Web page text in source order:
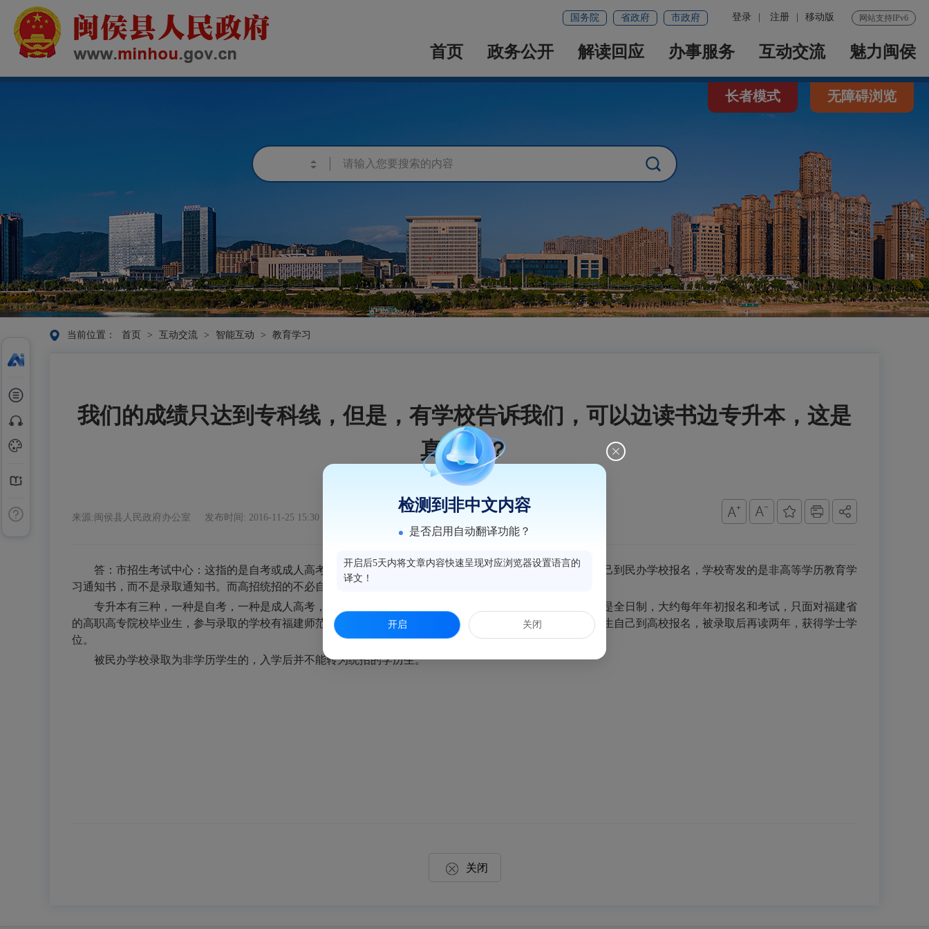
网站支持IPv6
登录 注册 移动版
国务院 省政府 市政府
首页 政务公开 解读回应 办事服务 互动交流 魅力闽侯
长者模式 无障碍浏览
当前位置： 首页 > 互动交流 > 智能互动 > 教育学习
我们的成绩只达到专科线，但是，有学校告诉我们，可以边读书边专升本，这是
真的吗？
来源:闽侯县人民政府办公室 发布时间: 2016-11-25 15:30
答： 市招生考试中心：这指的是自考或成人高考。判断的方法是，自考、成人高考的助学班的学生必须自己到民办学校报名，学校寄发的是非高等学历教育学
习通知书，而不是录取通知书。而高招统招的不必自己再到学校报名，只要填报志愿就够了。
专升本有三种，一种是自考，一种是成人高考，第三种是福建省面向高职高专院校举办的专升本。第三种是全日制，大约每年年初报名和考试，只面对福建省
的高职高专院校毕业生，参与录取的学校有福建师范大学、福建农业大学等省属高校，不过集大没有参加。考生自己到高校报名，被录取后再读两年，获得学士学
位。
被民办学校录取为非学历学生的，入学后并不能转为统招的学历生。
关闭
检测到非中文内容
是否启用自动翻译功能？
开启后5天内将文章内容快速呈现对应浏览器设置语言的
译文！
开启 关闭